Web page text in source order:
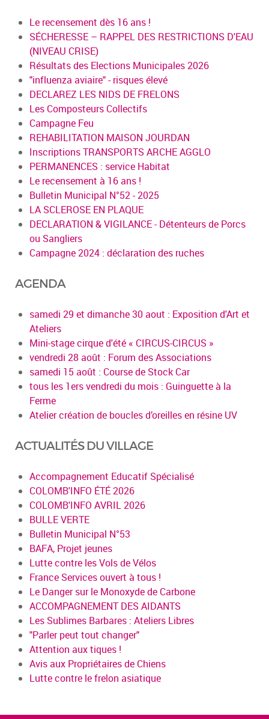
Le recensement dès 16 ans !
SÉCHERESSE – RAPPEL DES RESTRICTIONS D'EAU
(NIVEAU CRISE)
Résultats des Elections Municipales 2026
"influenza aviaire" - risques élevé
DECLAREZ LES NIDS DE FRELONS
Les Composteurs Collectifs
Campagne Feu
REHABILITATION MAISON JOURDAN
Inscriptions TRANSPORTS ARCHE AGGLO
PERMANENCES : service Habitat
Le recensement à 16 ans !
Bulletin Municipal N°52 - 2025
LA SCLEROSE EN PLAQUE
DECLARATION & VIGILANCE - Détenteurs de Porcs
ou Sangliers
Campagne 2024 : déclaration des ruches
AGENDA
samedi 29 et dimanche 30 aout : Exposition d'Art et
Ateliers
Mini-stage cirque d'été « CIRCUS-CIRCUS »
vendredi 28 août : Forum des Associations
samedi 15 août : Course de Stock Car
tous les 1ers vendredi du mois : Guinguette à la
Ferme
Atelier création de boucles d’oreilles en résine UV
ACTUALITÉS DU VILLAGE
Accompagnement Educatif Spécialisé
COLOMB'INFO ÉTÉ 2026
COLOMB'INFO AVRIL 2026
BULLE VERTE
Bulletin Municipal N°53
BAFA, Projet jeunes
Lutte contre les Vols de Vélos
France Services ouvert à tous !
Le Danger sur le Monoxyde de Carbone
ACCOMPAGNEMENT DES AIDANTS
Les Sublimes Barbares : Ateliers Libres
"Parler peut tout changer"
Attention aux tiques !
Avis aux Propriétaires de Chiens
Lutte contre le frelon asiatique